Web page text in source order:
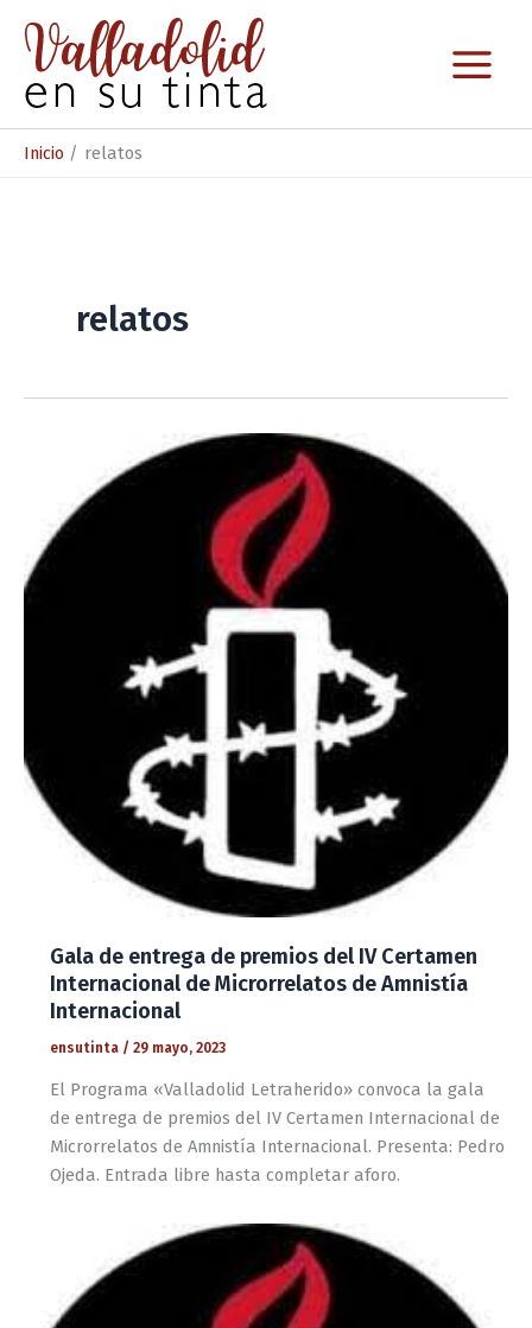
contenido
Inicio relatos
relatos
Gala de entrega de premios del IV Certamen
Internacional de Microrrelatos de Amnistía
Internacional
ensutinta / 29 mayo, 2023
El Programa «Valladolid Letraherido» convoca la gala
de entrega de premios del IV Certamen Internacional de
Microrrelatos de Amnistía Internacional. Presenta: Pedro
Ojeda. Entrada libre hasta completar aforo.